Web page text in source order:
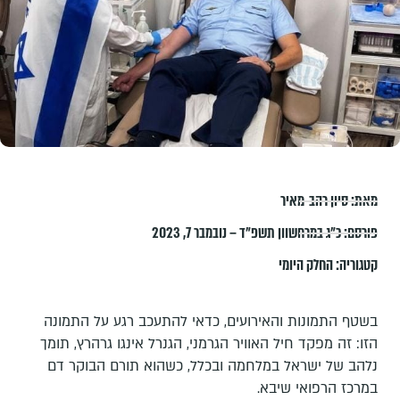
מאת:סיון רהב-מאיר
פורסם:כ״ג במרחשוון תשפ״ד – נובמבר 7, 2023
קטגוריה:החלק היומי
בשטף התמונות והאירועים, כדאי להתעכב רגע על התמונה
הזו: זה מפקד חיל האוויר הגרמני, הגנרל אינגו גרהרץ, תומך
נלהב של ישראל במלחמה ובכלל, כשהוא תורם הבוקר דם
במרכז הרפואי שיבא.